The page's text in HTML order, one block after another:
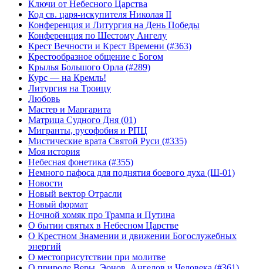
Ключи от Небесного Царства
Код св. царя-искупителя Николая II
Конференция и Литургия на День Победы
Конференция по Шестому Ангелу
Крест Вечности и Крест Времени (#363)
Крестообразное общение с Богом
Крылья Большого Орла (#289)
Курс — на Кремль!
Литургия на Троицу
Любовь
Мастер и Маргарита
Матрица Судного Дня (01)
Мигранты, русофобия и РПЦ
Мистические врата Святой Руси (#335)
Моя история
Небесная фонетика (#355)
Немного пафоса для поднятия боевого духа (Ш-01)
Новости
Новый вектор Отрасли
Новый формат
Ночной хомяк про Трампа и Путина
О бытии святых в Небесном Царстве
О Крестном Знамении и движении Богослужебных
энергий
О местоприсутствии при молитве